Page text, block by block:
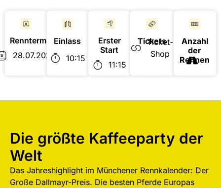
Renntermin
28.07.2024
Einlass
10:15
Erster
Start
11:15
Tickets
Ticket-
Shop
Anzahl
der
Rennen
Die größte Kaffeeparty der
Welt
Das Jahreshighlight im Münchener Rennkalender: Der
Große Dallmayr-Preis. Die besten Pferde Europas